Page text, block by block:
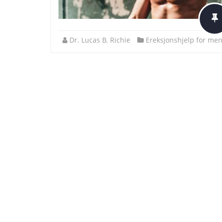
Dr. Lucas B. Richie Ereksjonshjelp for